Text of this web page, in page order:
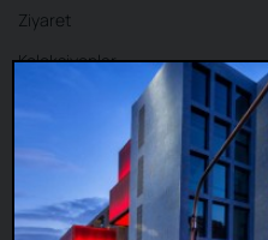
Ziyaret
Koleksiyonlar
İletişim